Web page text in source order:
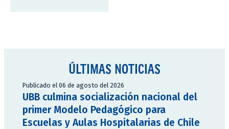
ÚLTIMAS NOTICIAS
Publicado el 06 de agosto del 2026
UBB culmina socialización nacional del
primer Modelo Pedagógico para
Escuelas y Aulas Hospitalarias de Chile